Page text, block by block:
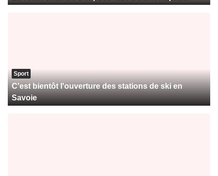
Sport
C'est bientôt l'ouverture des stations de ski en
Savoie